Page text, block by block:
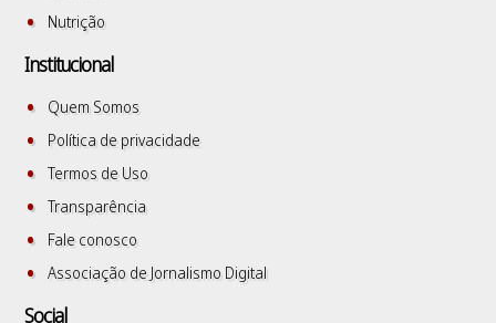
Nutrição
Institucional
Quem Somos
Política de privacidade
Termos de Uso
Transparência
Fale conosco
Associação de Jornalismo Digital
Social